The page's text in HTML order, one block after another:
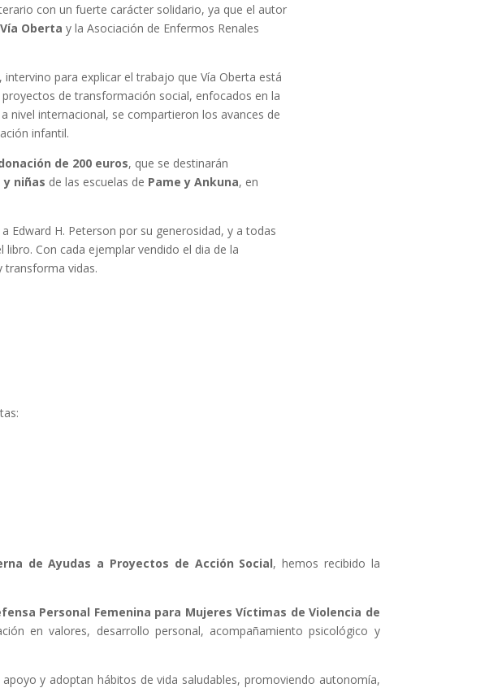
con un fuerte carácter solidario, ya que el autor
Vía Oberta y la Asociación de Enfermos Renales
intervino para explicar el trabajo que Vía Oberta está
de transformación social, enfocados en la
nivel internacional, se compartieron los avances de
infantil.
de 200 euros, que se destinarán
niñas de las escuelas de Pame y Ankuna, en
Edward H. Peterson por su generosidad, y a todas
Con cada ejemplar vendido el dia de la
transforma vidas.
de Ayudas a Proyectos de Acción Social, hemos recibido la
Personal Femenina para Mujeres Víctimas de Violencia de
en valores, desarrollo personal, acompañamiento psicológico y
y adoptan hábitos de vida saludables, promoviendo autonomía,